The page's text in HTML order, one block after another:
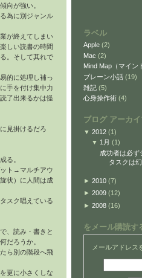
向が強い。
為に別ジャンル
が終えてしまい
しい読書の時間
。そして其れで
的に処理し補っ
手を付け集中力
了出来るかは怪
見掛けるだろ
る。
ト→マルチアウ
状）に人間は成
スク唱えている
、読み・書きと
だろうか。
ら別の階段へ飛
更に小さくしな
ラベル
Apple (2)
Mac (2)
Mind Map（マイン
ブレーン小話 (19)
雑記 (5)
心身操作術 (4)
ブログ アーカ
▼ 2012 (1)
▼ 1月 (1)
成功者は必ず
タスクは
► 2010 (7)
► 2009 (12)
► 2008 (16)
をメール購読す
メールアドレス